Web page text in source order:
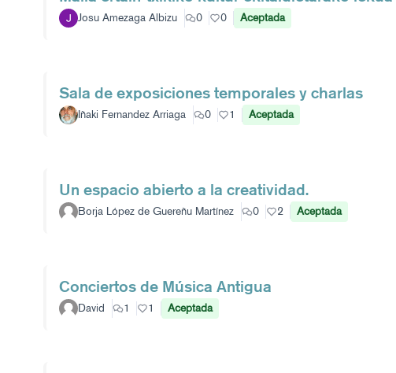
Josu Amezaga Albizu 0 0 Aceptada
Sala de exposiciones temporales y charlas
Iñaki Fernandez Arriaga 0 1 Aceptada
Un espacio abierto a la creatividad.
Borja López de Guereñu Martínez 0 2 Aceptada
Conciertos de Música Antigua
David 1 1 Aceptada